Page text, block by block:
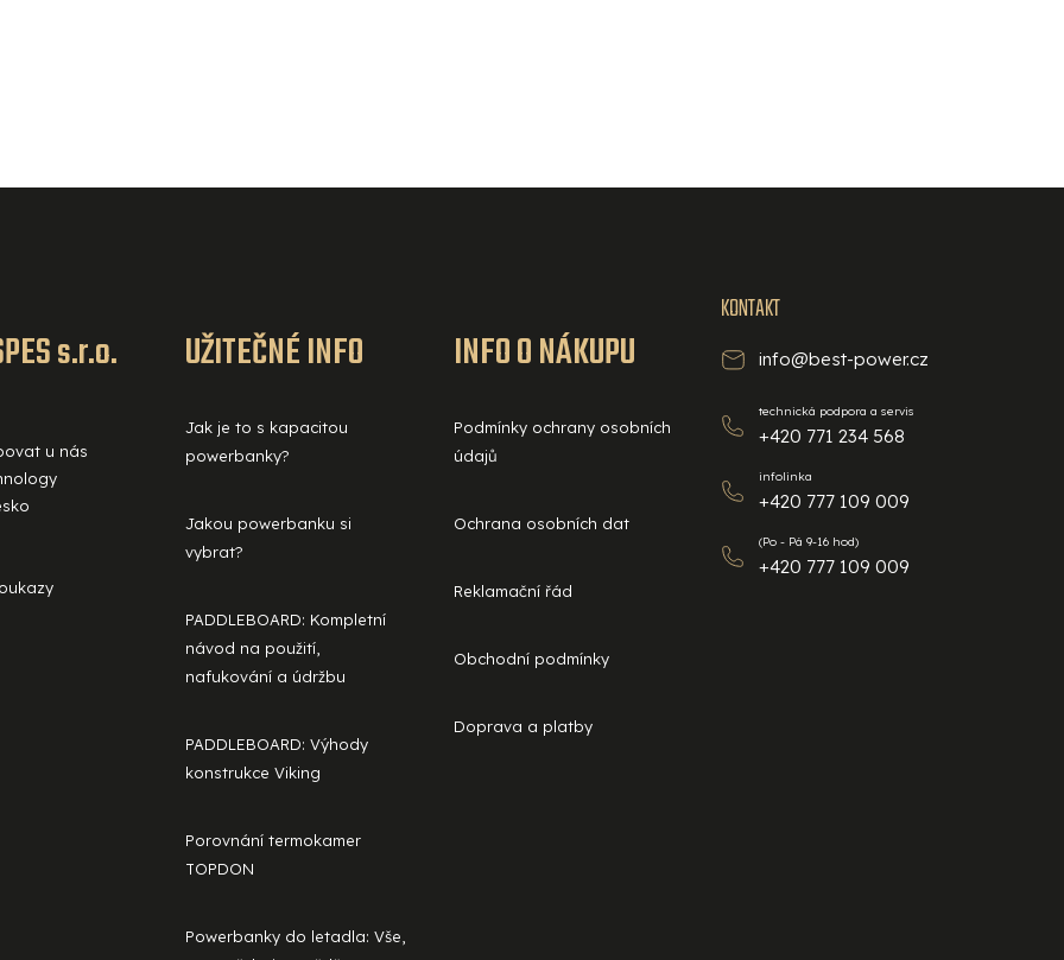
s.r.o.
u nás
UŽITEČNÉ INFO
Jak je to s kapacitou
powerbanky?
Jakou powerbanku si
vybrat?
PADDLEBOARD: Kompletní
návod na použití,
nafukování a údržbu
PADDLEBOARD: Výhody
konstrukce Viking
Porovnání termokamer
TOPDON
Powerbanky do letadla: Vše,
INFO O NÁKUPU
Podmínky ochrany osobních
údajů
Ochrana osobních dat
Reklamační řád
Obchodní podmínky
Doprava a platby
KONTAKT
info@best-power.cz
technická podpora a servis
+420 771 234 568
infolinka
+420 777 109 009
(Po - Pá 9-16 hod)
+420 777 109 009